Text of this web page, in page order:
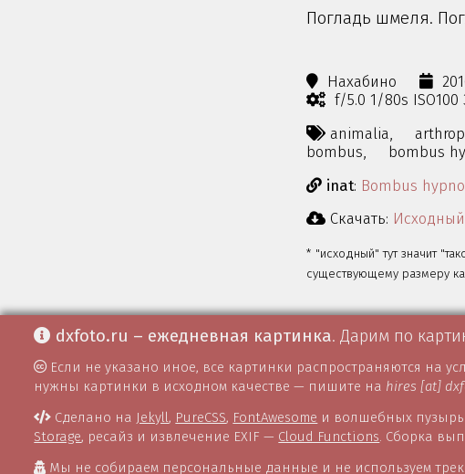
Погладь шмеля.
Нахабино
f/5.0 1/80s ISO100
animalia,
bombus,
bombus
inat: Bombus
Скачать:
* "исходный" тут значит
существующему размеру
dxfoto.ru – ежедневная картинка. Дарим по
Если не указано иное, все картинки распространяются на
нужны картинки в исходном качестве — пишите на hires [at]
Сделано на Jekyll, PureCSS, FontAwesome и волшебных
Storage, ресайз и извлечение EXIF — Cloud Functions. Сборка
Мы не собираем персональные данные и не используем